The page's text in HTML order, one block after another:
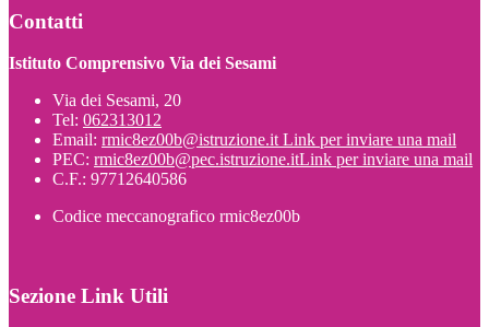
Contatti
Istituto Comprensivo Via dei Sesami
Via dei Sesami, 20
Tel: 062313012
Email: rmic8ez00b@istruzione.itLink per inviare una mail
PEC: rmic8ez00b@pec.istruzione.itLink per inviare una mail
C.F.: 97712640586
Codice meccanografico rmic8ez00b
Sezione Link Utili